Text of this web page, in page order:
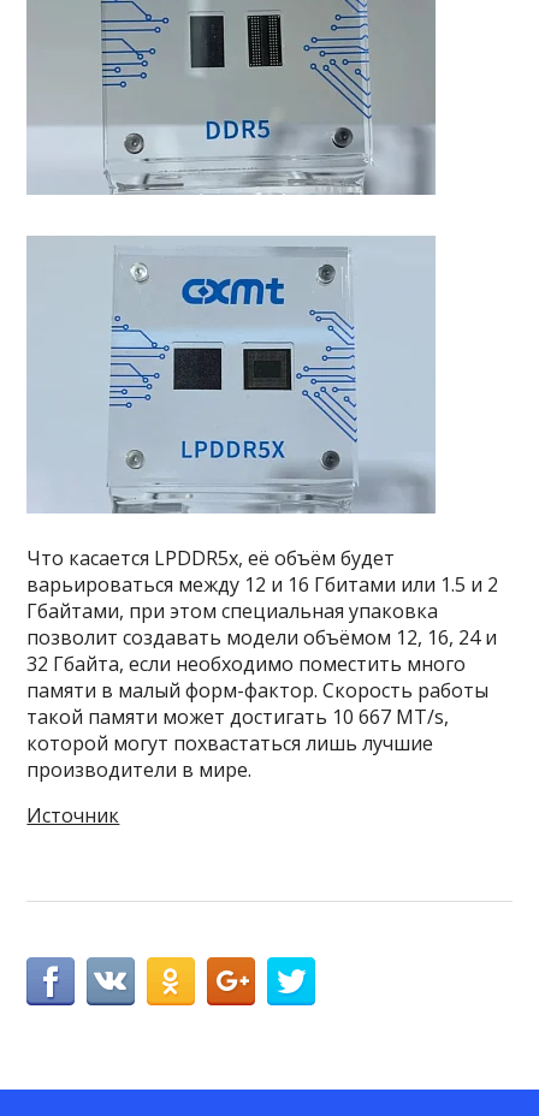
Что касается LPDDR5x, её объём будет
варьироваться между 12 и 16 Гбитами или 1.5 и 2
Гбайтами, при этом специальная упаковка
позволит создавать модели объёмом 12, 16, 24 и
32 Гбайта, если необходимо поместить много
памяти в малый форм-фактор. Скорость работы
такой памяти может достигать 10 667 MT/s,
которой могут похвастаться лишь лучшие
производители в мире.
Источник